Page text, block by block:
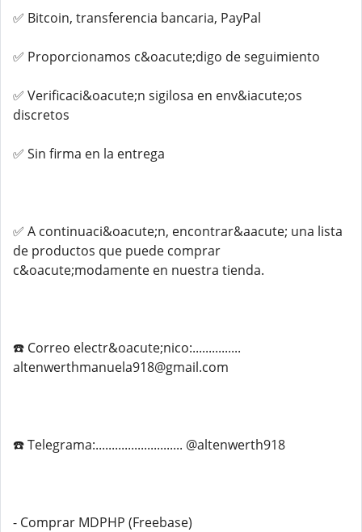
✅ Bitcoin, transferencia bancaria, PayPal
✅ Proporcionamos c&oacute;digo de seguimiento
✅ Verificaci&oacute;n sigilosa en env&iacute;os
discretos
✅ Sin firma en la entrega
✅ A continuaci&oacute;n, encontrar&aacute; una lista
de productos que puede comprar
c&oacute;modamente en nuestra tienda.
☎️ Correo electr&oacute;nico:...............
altenwerthmanuela918@gmail.com
☎️ Telegrama:........................... @altenwerth918
- Comprar MDPHP (Freebase)